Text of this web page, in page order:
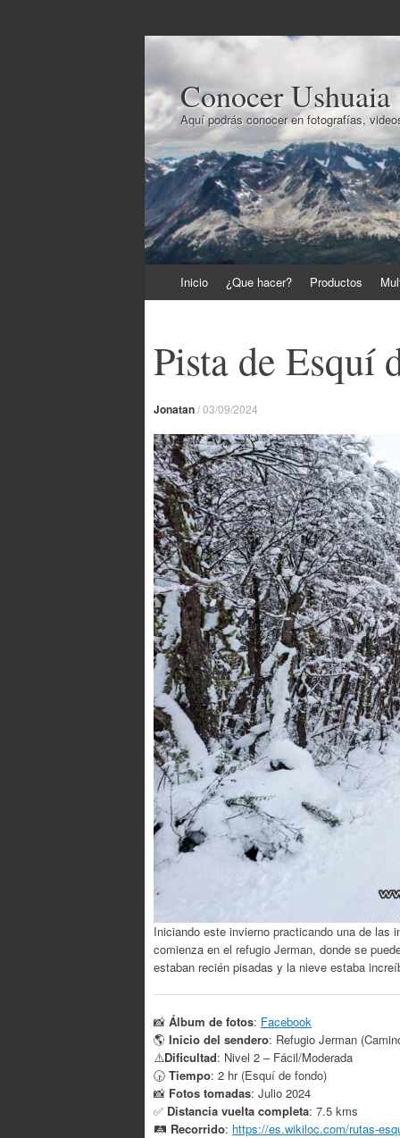
Conocer Ushuaia
Aquí podrás conocer en fotografías,
al
Inicio ¿Que hacer? Productos
Pista de Esquí
Jonatan/03/09/2024
Iniciando este invierno practicando una de las
comienza en el refugio Jerman, donde se
estaban recién pisadas y la nieve estaba
📸 Álbum de fotos: Facebook
🌎 Inicio del sendero: Refugio Jerman
⚠️Dificultad: Nivel 2 – Fácil/Moderada
🕟 Tiempo: 2 hr (Esquí de fondo)
📸 Fotos tomadas: Julio 2024
✅️ Distancia vuelta completa: 7.5 kms
🛤 Recorrido: https://es.wikiloc.com/rutas-